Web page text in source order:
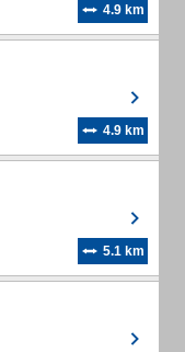
4.9 km
4.9 km
5.1 km